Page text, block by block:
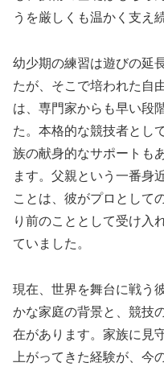
うを厳しくも温かく支え
幼少期の練習は遊びの延
たが、そこで培われた自
は、専門家からも早い段
た。本格的な競技者とし
族の献身的なサポートも
ます。父親という一番身
ことは、彼がプロとして
り前のこととして受け入
ていました。
現在、世界を舞台に戦う
かな家庭の背景と、競技
在があります。家族に見
上がってきた経験が、今